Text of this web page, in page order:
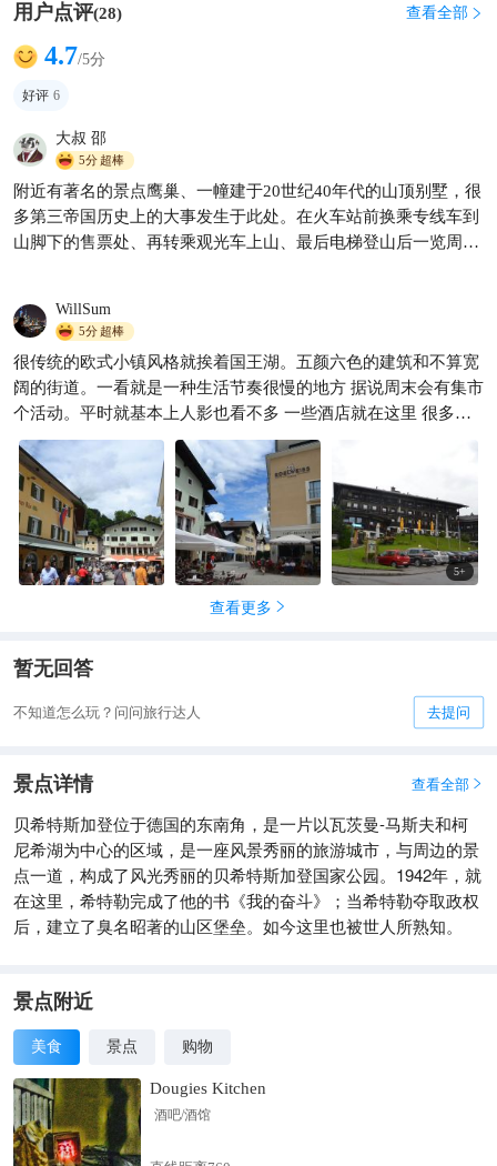
贝希特斯加登国王湖，中文司
导提供包车服务
用户点评(28) 查看全部 
4.7/5分
好评 6
大叔 邵
5分超棒
附近有著名的景点鹰巢、一幢建于20世纪40年代的山顶别墅，很
多第三帝国历史上的大事发生于此处。在火车站前换乘专线车到
山脚下的售票处、再转乘观光车上山、最后电梯登山后一览周围
WillSum
5分超棒
很传统的欧式小镇风格就挨着国王湖。五颜六色的建筑和不算宽
阔的街道。一看就是一种生活节奏很慢的地方 据说周末会有集市
个活动。平时就基本上人影也看不多 一些酒店就在这里 很多老
人住在民宿就平时徒步走去国王湖。
5+
查看更多 
暂无回答
不知道怎么玩？问问旅行达人 去提问
景点详情 查看全部 
贝希特斯加登位于德国的东南角，是一片以瓦茨曼-马斯夫和柯
尼希湖为中心的区域，是一座风景秀丽的旅游城市，与周边的景
点一道，构成了风光秀丽的贝希特斯加登国家公园。1942年，就
在这里，希特勒完成了他的书《我的奋斗》；当希特勒夺取政权
后，建立了臭名昭著的山区堡垒。如今这里也被世人所熟知。
景点附近
美食 景点 购物
Dougies Kitchen
酒吧/酒馆